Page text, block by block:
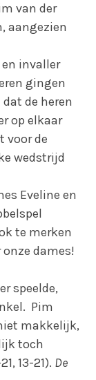
van der
aangezien
en invaller
gingen
de heren
op elkaar
voor de
wedstrijd
Eveline en
te merken
onze dames!
speelde,
Pim
makkelijk,
toch
13-21). De